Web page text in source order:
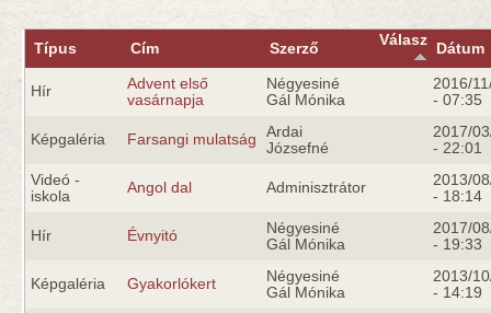
Típus Cím Szerző Válasz Dátum
Hír
Advent első
vasárnapja
Négyesiné
Gál Mónika
2016/
- 07:35
Képgaléria Farsangi mulatság
Ardai
Józsefné
2017/
- 22:01
Videó -
iskola
Angol dal Adminisztrátor
2013/
- 18:14
Hír Évnyitó
Négyesiné
Gál Mónika
2017/
- 19:33
Képgaléria Gyakorlókert
Négyesiné
Gál Mónika
2013/
- 14:19